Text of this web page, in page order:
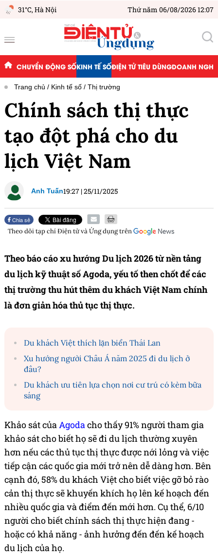
31°C,Hà Nội Thứ năm 06/08/2026 12:07
CHUYỂN ĐỘNG SỐKINH TẾ SỐĐIỆN TỬ TIÊU DÙNGDOANH
Trang chủ Kinh tế số Thị trường
Chính sách thị thực
tạo đột phá cho du
lịch Việt Nam
Anh Tuấn19:27 |25/11/2025
Chia sẻ
Theo dõi tạp chíĐiện tử và Ứng dụngtrên
Theo báo cáo xu hướng Du lịch 2026 từ nền tảng
du lịch kỹ thuật số Agoda, yếu tố then chốt để các
thị trường thu hút thêm du khách Việt Nam chính
là đơn giản hóa thủ tục thị thực.
Du khách Việt thích lặn biển Thái Lan
Xu hướng người Châu Á năm 2025 đi du lịch ở
đâu?
Du khách ưu tiên lựa chọn nơi cư trú có kèm bữa
sáng
Khảo sát củaAgodacho thấy 91% người tham gia
khảo sát cho biết họ sẽ đi du lịch thường xuyên
hơn nếu các thủ tục thị thực được nới lỏng và việc
tiếp cận các quốc gia mới trở nên dễ dàng hơn. Bên
cạnh đó, 58% du khách Việt cho biết việc gỡ bỏ rào
cản thị thực sẽ khuyến khích họ lên kế hoạch đến
nhiều quốc gia và điểm đến mới hơn. Cụ thể, 6/10
người cho biết chính sách thị thực hiện đang -
hoặc có khả năng - ảnh hưởng đến đến kế hoạch
du lịch của họ.